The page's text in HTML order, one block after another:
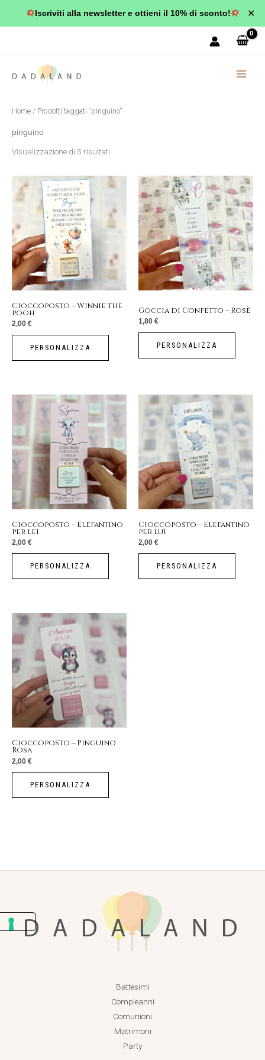
Iscriviti alla newsletter e ottieni il 10% di sconto! ✕
Home / Prodotti taggati “pinguino”
pinguino
Visualizzazione di 5 risultati
Popolarità
Cioccoposto – Winnie the
pooh
2,00 €
PERSONALIZZA
Goccia di Confetto – Rosè
1,80 €
PERSONALIZZA
Cioccoposto – Elefantino
per lei
2,00 €
PERSONALIZZA
Cioccoposto – Elefantino
per lui
2,00 €
PERSONALIZZA
Cioccoposto – Pinguino
Rosa
2,00 €
PERSONALIZZA
Battesimi
Compleanni
Comunioni
Matrimoni
Party